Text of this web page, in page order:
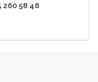
260 58 48